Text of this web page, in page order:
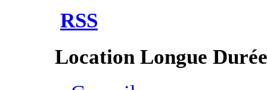
RSS
Location Longue Durée